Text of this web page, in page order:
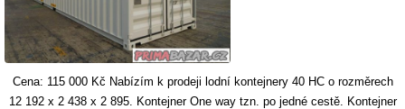
Cena: 115 000 Kč Nabízím k prodeji lodní kontejnery 40 HC o rozměrech
12 192 x 2 438 x 2 895. Kontejner One way tzn. po jedné cestě. Kontejner